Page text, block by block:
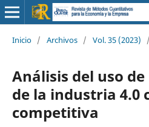
Inicio / Archivos / Vol. 35 (2023) /
Análisis del uso
de la industria 4.0
competitiva